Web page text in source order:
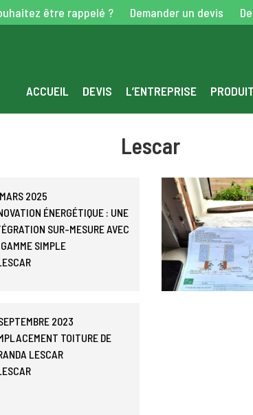
être rappelé ? Demander un devis
ACCUEIL DEVIS L’ENTREPRISE
Lescar
2025
ÉNERGÉTIQUE : UNE
SUR-MESURE AVEC
SIMPLE
2023
TOITURE DE
LESCAR